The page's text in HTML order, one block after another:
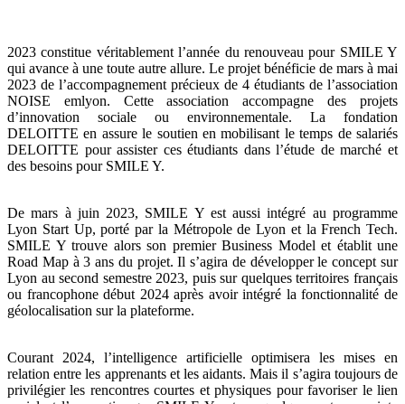
2023 constitue véritablement l’année du renouveau pour SMILE Y
qui avance à une toute autre allure. Le projet bénéficie de mars à mai
2023 de l’accompagnement précieux de 4 étudiants de l’association
NOISE emlyon. Cette association accompagne des projets
d’innovation sociale ou environnementale. La fondation
DELOITTE en assure le soutien en mobilisant le temps de salariés
DELOITTE pour assister ces étudiants dans l’étude de marché et
des besoins pour SMILE Y.
De mars à juin 2023, SMILE Y est aussi intégré au programme
Lyon Start Up, porté par la Métropole de Lyon et la French Tech.
SMILE Y trouve alors son premier Business Model et établit une
Road Map à 3 ans du projet. Il s’agira de développer le concept sur
Lyon au second semestre 2023, puis sur quelques territoires français
ou francophone début 2024 après avoir intégré la fonctionnalité de
géolocalisation sur la plateforme.
Courant 2024, l’intelligence artificielle optimisera les mises en
relation entre les apprenants et les aidants. Mais il s’agira toujours de
privilégier les rencontres courtes et physiques pour favoriser le lien